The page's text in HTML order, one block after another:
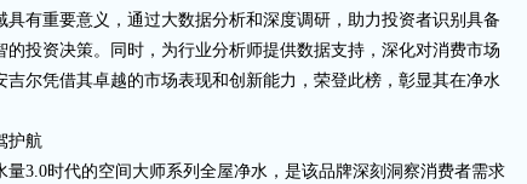
有重要意义，通过大数据分析和深度调研，助力投资者识别具备
投资决策。同时，为行业分析师提供数据支持，深化对消费市场
吉尔凭借其卓越的市场表现和创新能力，荣登此榜，彰显其在净水
护航
量3.0时代的空间大师系列全屋净水，是该品牌深刻洞察消费者需求